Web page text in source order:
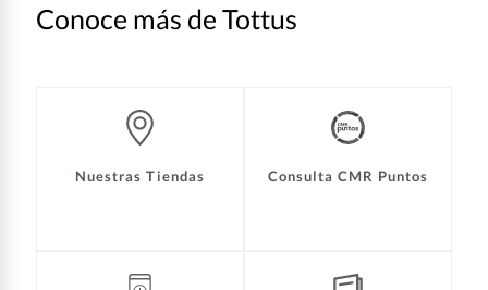
Conoce más de Tottus
Nuestras Tiendas Consulta CMR Puntos